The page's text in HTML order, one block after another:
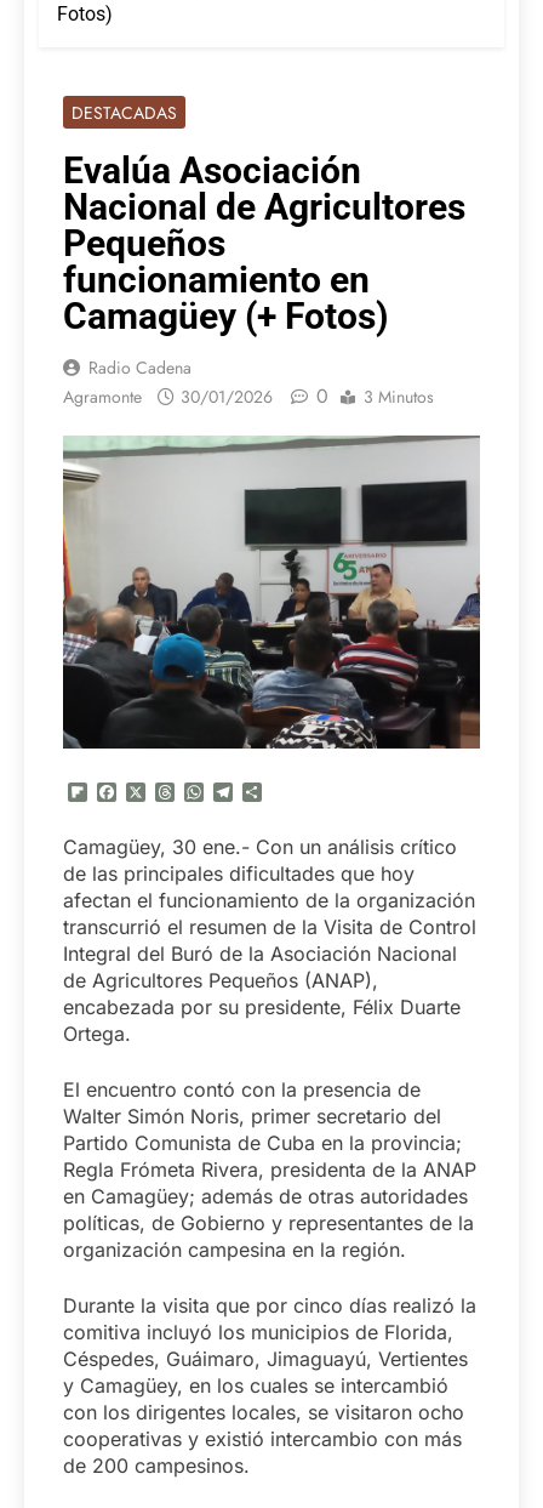
Fotos)
DESTACADAS
Evalúa Asociación
Nacional de Agricultores
Pequeños
funcionamiento en
Camagüey (+ Fotos)
Radio Cadena
Agramonte
30/01/2026 0 3 Minutos
Flipboard
FacebookThreadsWhatsApp
Telegram
Camagüey, 30 ene.- Con un análisis crítico
de las principales dificultades que hoy
afectan el funcionamiento de la organización
transcurrió el resumen de la Visita de Control
Integral del Buró de la Asociación Nacional
de Agricultores Pequeños (ANAP),
encabezada por su presidente, Félix Duarte
Ortega.
El encuentro contó con la presencia de
Walter Simón Noris, primer secretario del
Partido Comunista de Cuba en la provincia;
Regla Frómeta Rivera, presidenta de la ANAP
en Camagüey; además de otras autoridades
políticas, de Gobierno y representantes de la
organización campesina en la región.
Durante la visita que por cinco días realizó la
comitiva incluyó los municipios de Florida,
Céspedes, Guáimaro, Jimaguayú, Vertientes
y Camagüey, en los cuales se intercambió
con los dirigentes locales, se visitaron ocho
cooperativas y existió intercambio con más
de 200 campesinos.